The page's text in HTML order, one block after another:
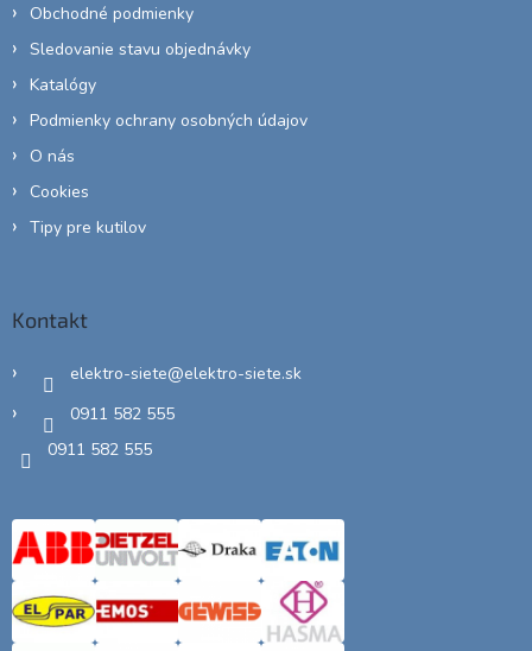
Obchodné podmienky
Sledovanie stavu objednávky
Katalógy
Podmienky ochrany osobných údajov
O nás
Cookies
Tipy pre kutilov
Kontakt
elektro-siete@elektro-siete.sk
0911 582 555
0911 582 555